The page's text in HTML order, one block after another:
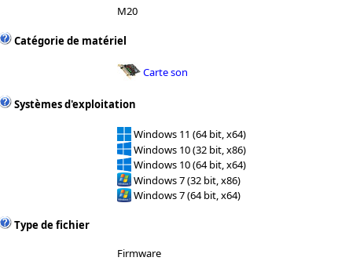
M20
Catégorie de matériel
Carte son
Systèmes d'exploitation
Windows 11 (64 bit, x64)
Windows 10 (32 bit, x86)
Windows 10 (64 bit, x64)
Windows 7 (32 bit, x86)
Windows 7 (64 bit, x64)
Type de fichier
Firmware